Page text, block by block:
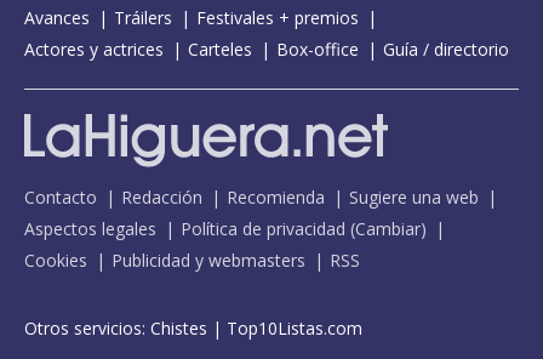
Avances
Tráilers
Festivales + premios
Actores y actrices
Carteles Box-office Guía / directorio
Contacto Redacción Recomienda
Sugiere una web
Aspectos legales
Política de privacidad (Cambiar)
Cookies
Publicidad y webmasters RSS
Otros servicios: Chistes | Top10Listas.com